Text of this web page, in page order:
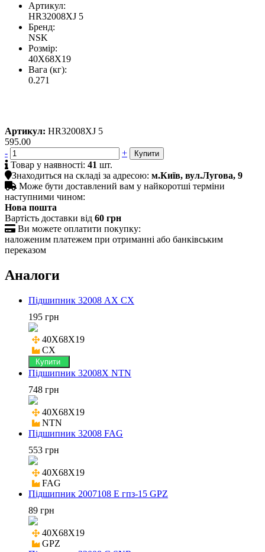
Артикул:
HR32008XJ 5
Бренд:
NSK
Розмір:
40X68X19
Вага (кг):
0.271
Артикул: HR32008XJ 5
595.00
-
+
 Товар у наявності: 41 шт.
Знаходиться на складі за адресою: м.Київ, вул.Лугова, 9
 Може бути доставлений вам у найкоротші терміни
наступними чином:
Нова пошта
Вартість доставки від 60 грн
 Ви можете оплатити покупку:
наложеним платежем при отриманні або банківським
переказом
Аналоги
Підшипник 32008 AX CX
195 грн
40X68X19
CX
Купити
Підшипник 32008X NTN
748 грн
40X68X19
NTN
Підшипник 32008 FAG
553 грн
40X68X19
FAG
Підшипник 2007108 Е гпз-15 GPZ
89 грн
40X68X19
GPZ